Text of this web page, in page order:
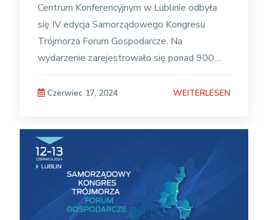
Centrum Konferencyjnym w Lublinie odbyła
się IV edycja Samorządowego Kongresu
Trójmorza Forum Gospodarcze. Na
wydarzenie zarejestrowało się ponad 900
uczestników z 20 krajów. Kongres
organizowany w Lublinie
Czerwiec 17, 2024 WEITERLESEN